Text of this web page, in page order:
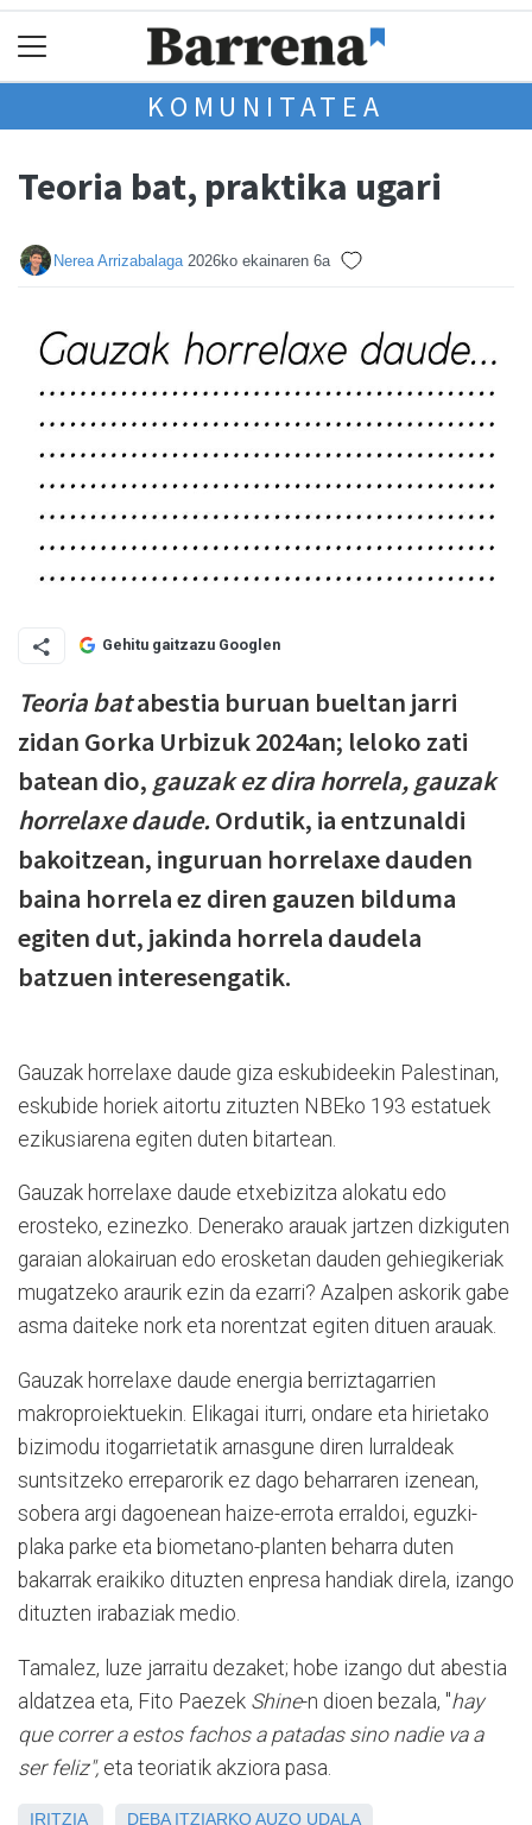
KOMUNITATEA
Teoria bat, praktika ugari
Nerea Arrizabalaga 2026ko ekainaren 6a
Gehitu gaitzazu Googlen
Teoria batabestia buruan bueltan jarri
zidan Gorka Urbizuk 2024an; leloko zati
batean dio, gauzak ez dira horrela, gauzak
horrelaxe daude. Ordutik, ia entzunaldi
bakoitzean, inguruan horrelaxe dauden
baina horrela ez diren gauzen bilduma
egiten dut, jakinda horrela daudela
batzuen interesengatik.
Gauzak horrelaxe daude giza eskubideekin Palestinan,
eskubide horiek aitortu zituzten NBEko 193 estatuek
ezikusiarena egiten duten bitartean.
Gauzak horrelaxe daude etxebizitza alokatu edo
erosteko, ezinezko. Denerako arauak jartzen dizkiguten
garaian alokairuan edo erosketan dauden gehiegikeriak
mugatzeko araurik ezin da ezarri? Azalpen askorik gabe
asma daiteke nork eta norentzat egiten dituen arauak.
Gauzak horrelaxe daude energia berriztagarrien
makroproiektuekin. Elikagai iturri, ondare eta hirietako
bizimodu itogarrietatik arnasgune diren lurraldeak
suntsitzeko erreparorik ez dago beharraren izenean,
sobera argi dagoenean haize-errota erraldoi, eguzki-
plaka parke eta biometano-planten beharra duten
bakarrak eraikiko dituzten enpresa handiak direla, izango
dituzten irabaziak medio.
Tamalez, luze jarraitu dezaket; hobe izango dut abestia
aldatzea eta, Fito Paezek Shine-n dioen bezala, "hay
que correr a estos fachos a patadas sino nadie va a
ser feliz", eta teoriatik akziora pasa.
IRITZIA DEBA ITZIARKO AUZO UDALA